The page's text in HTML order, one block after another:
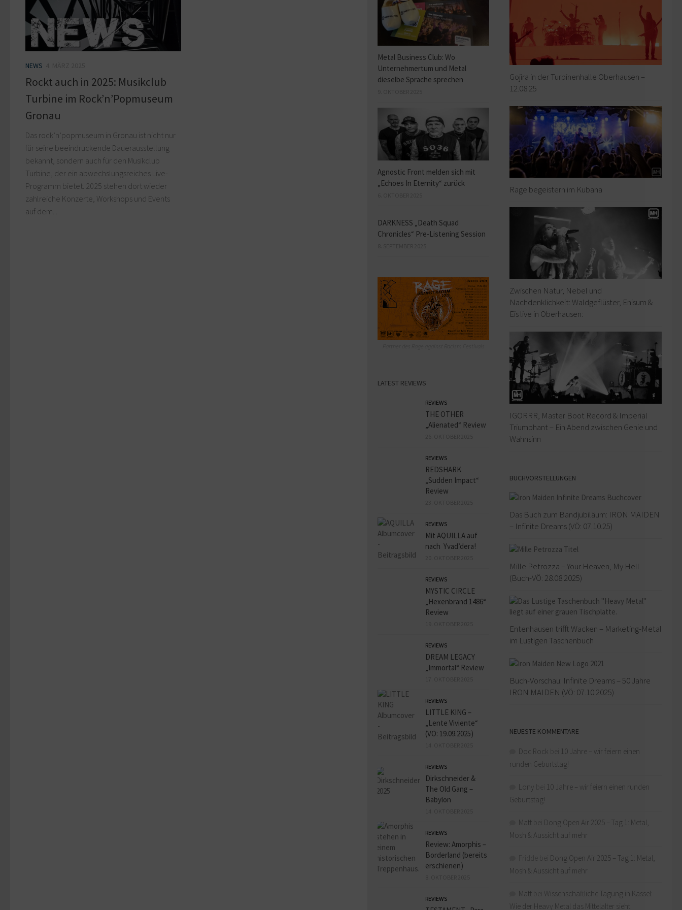
NEWS
Rockt auch in 2025: Musikclub
Turbine im Rock’n’Popmuseum
Gronau
Das rock’n’popmuseum in Gronau ist nicht nur
für seine beeindruckende Dauerausstellung
bekannt, sondern auch für den Musikclub
Turbine, der ein abwechslungsreiches Live-
Programm bietet. 2025 stehen dort wieder
zahlreiche Konzerte, Workshops und Events
auf dem...
Gojira in der Turbinenhalle Oberhausen –
12.08.25
Rage begeistern im Kubana
Zwischen Natur, Nebel und
Nachdenklichkeit: Waldgeflüster, Enisum &
Eïs live in Oberhausen:
IGORRR, Master Boot Record & Imperial
Triumphant – Ein Abend zwischen Genie und
Wahnsinn
BUCHVORSTELLUNGEN
Das Buch zum Bandjubiläum: IRON MAIDEN
– Infinite Dreams (VÖ: 07.10.25)
Mille Petrozza – Your Heaven, My Hell
(Buch-VÖ: 28.08.2025)
Entenhausen trifft Wacken – Marketing-Metal
im Lustigen Taschenbuch
Buch-Vorschau: Infinite Dreams – 50 Jahre
IRON MAIDEN (VÖ: 07.10.2025)
NEUESTE KOMMENTARE
Doc Rock
10 Jahre – wir feiern einen
runden Geburtstag!
Lony
10 Jahre – wir feiern einen runden
Geburtstag!
Matt
Dong Open Air 2025 – Tag 1: Metal,
Mosh & Aussicht auf mehr
Dong Open Air 2025 – Tag 1: Metal,
Mosh & Aussicht auf mehr
Matt
Wissenschaftliche Tagung in Kassel:
Wie der Heavy Metal das Mittelalter sieht
Metal Business Club: Wo
Unternehmertum und Metal
dieselbe Sprache sprechen
Agnostic Front melden sich mit
„Echoes In Eternity“ zurück
DARKNESS „Death Squad
Chronicles“ Pre-Listening Session
LATEST REVIEWS
REVIEWS
THE OTHER
„Alienated“ Review
REVIEWS
REDSHARK
„Sudden Impact“
Review
REVIEWS
Mit AQUILLA auf
nach Yvad’dera!
REVIEWS
MYSTIC CIRCLE
„Hexenbrand 1486“
Review
REVIEWS
DREAM LEGACY
„Immortal“ Review
REVIEWS
LITTLE KING –
„Lente Viviente“
(VÖ: 19.09.2025)
REVIEWS
Dirkschneider &
The Old Gang –
Babylon
REVIEWS
Review: Amorphis –
Borderland (bereits
erschienen)
REVIEWS